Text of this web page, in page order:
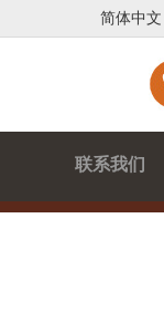
简体中文
联系我们